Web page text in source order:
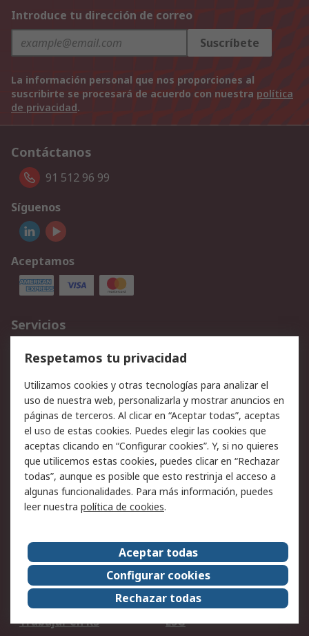
Introduce tu dirección de correo
Suscríbete
La información personal que nos proporciones al
suscribirte se procesará de acuerdo con nuestra política
de privacidad.
Contáctanos
91 512 96 99
Síguenos
Aceptamos
Servicios
Cómo realizar pedidos
Devoluciones
Facturación y pago
Ofertas
Soporte técnico
Legal
Aviso legal
Política de privacidad -
Actualizada
Política sobre cookies
Seguridad de emails
Certificaciones de
Condiciones de venta
Acerca de RS
Acerca de RS
RS Group
RS en el mundo
Sala de prensa
Trabajar en RS
ESG
Respetamos tu privacidad
Utilizamos cookies y otras tecnologías para analizar el
uso de nuestra web, personalizarla y mostrar anuncios en
páginas de terceros. Al clicar en “Aceptar todas”, aceptas
el uso de estas cookies. Puedes elegir las cookies que
aceptas clicando en “Configurar cookies”. Y, si no quieres
que utilicemos estas cookies, puedes clicar en “Rechazar
todas”, aunque es posible que esto restrinja el acceso a
algunas funcionalidades. Para más información, puedes
leer nuestra política de cookies.
Aceptar todas
Configurar cookies
Rechazar todas